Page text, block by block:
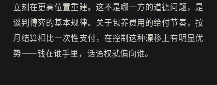
立刻在更高位置重建。这不是哪一方的道德问题，是
谈判博弈的基本规律。关于包养费用的给付节奏，按
月结算相比一次性支付，在控制这种漂移上有明显优
势——钱在谁手里，话语权就偏向谁。